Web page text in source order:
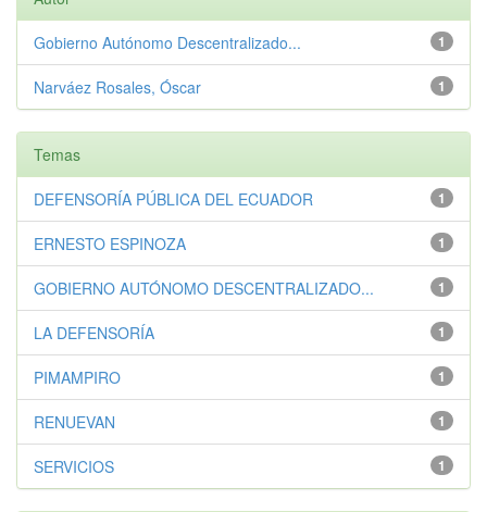
1
Gobierno Autónomo Descentralizado...
1
Narváez Rosales, Óscar
Temas
1
DEFENSORÍA PÚBLICA DEL ECUADOR
1
ERNESTO ESPINOZA
1
GOBIERNO AUTÓNOMO DESCENTRALIZADO...
1
LA DEFENSORÍA
1
PIMAMPIRO
1
RENUEVAN
1
SERVICIOS